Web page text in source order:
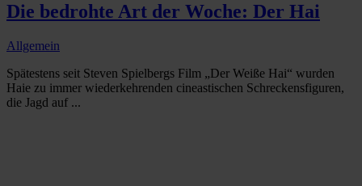
Die bedrohte Art der Woche: Der Hai
Allgemein
Spätestens seit Steven Spielbergs Film „Der Weiße Hai“ wurden
Haie zu immer wiederkehrenden cineastischen Schreckensfiguren,
die Jagd auf ...